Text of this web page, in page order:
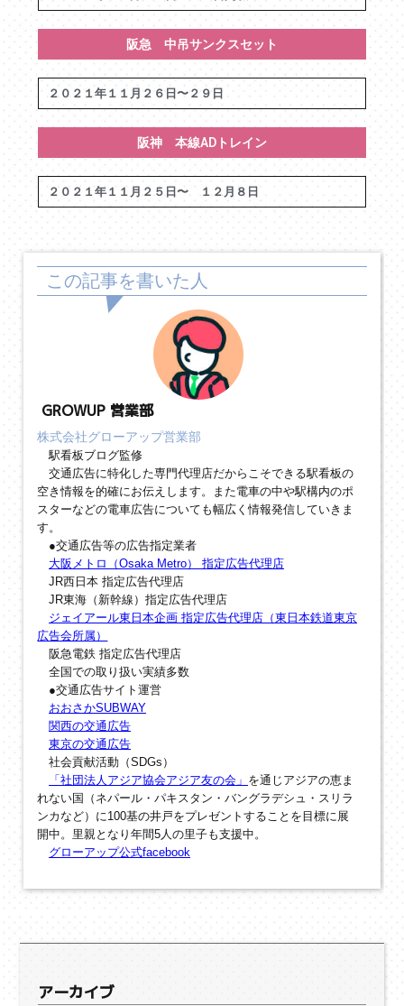
阪急 中吊サンクスセット
２０２１年１１月２６日〜２９日
阪神 本線ADトレイン
２０２１年１１月２５日〜 １２月８日
この記事を書いた人
GROWUP 営業部
株式会社グローアップ営業部
駅看板ブログ監修
交通広告に特化した専門代理店だからこそできる駅看板の
空き情報を的確にお伝えします。また電車の中や駅構内のポ
スターなどの電車広告についても幅広く情報発信していきま
す。
●交通広告等の広告指定業者
大阪メトロ（Osaka Metro） 指定広告代理店
JR西日本 指定広告代理店
JR東海（新幹線）指定広告代理店
ジェイアール東日本企画 指定広告代理店（東日本鉄道東京
広告会所属）
阪急電鉄 指定広告代理店
全国での取り扱い実績多数
●交通広告サイト運営
おおさかSUBWAY
関西の交通広告
東京の交通広告
社会貢献活動（SDGs）
「社団法人アジア協会アジア友の会」 を通じアジアの恵ま
れない国（ネパール・パキスタン・バングラデシュ・スリラ
ンカなど）に100基の井戸をプレゼントすることを目標に展
開中。里親となり年間5人の里子も支援中。
グローアップ公式facebook
アーカイブ